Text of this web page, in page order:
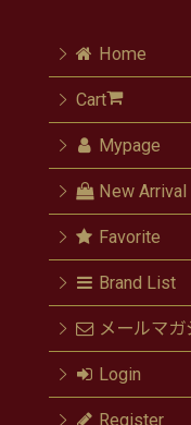
Home
Cart
Mypage
New Arrival
Favorite
Brand List
メールマガ
Login
Register